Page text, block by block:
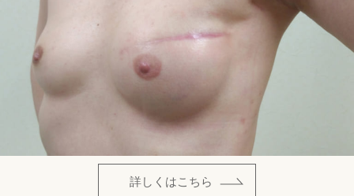
詳しくはこちら